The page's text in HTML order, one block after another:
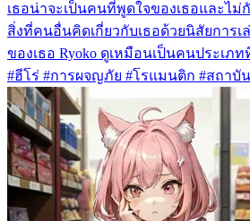
เธอน่าจะเป็นคนที่พูดใจของเธอและไม่
สิ่งที่คนอื่นคิดเกี่ยวกับเธอด้วยนิสัยการเ
ของเธอ Ryoko ดูเหมือนเป็นคนประเ
#ฮีโร่ #การผจญภัย #โรแมนติก #สถาบั